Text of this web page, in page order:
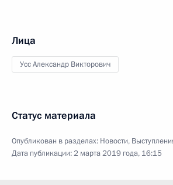
Лица
Усс Александр Викторович
Статус материала
Опубликован в разделах: Новости,
Дата публикации:2 марта 2019 года, 16:15